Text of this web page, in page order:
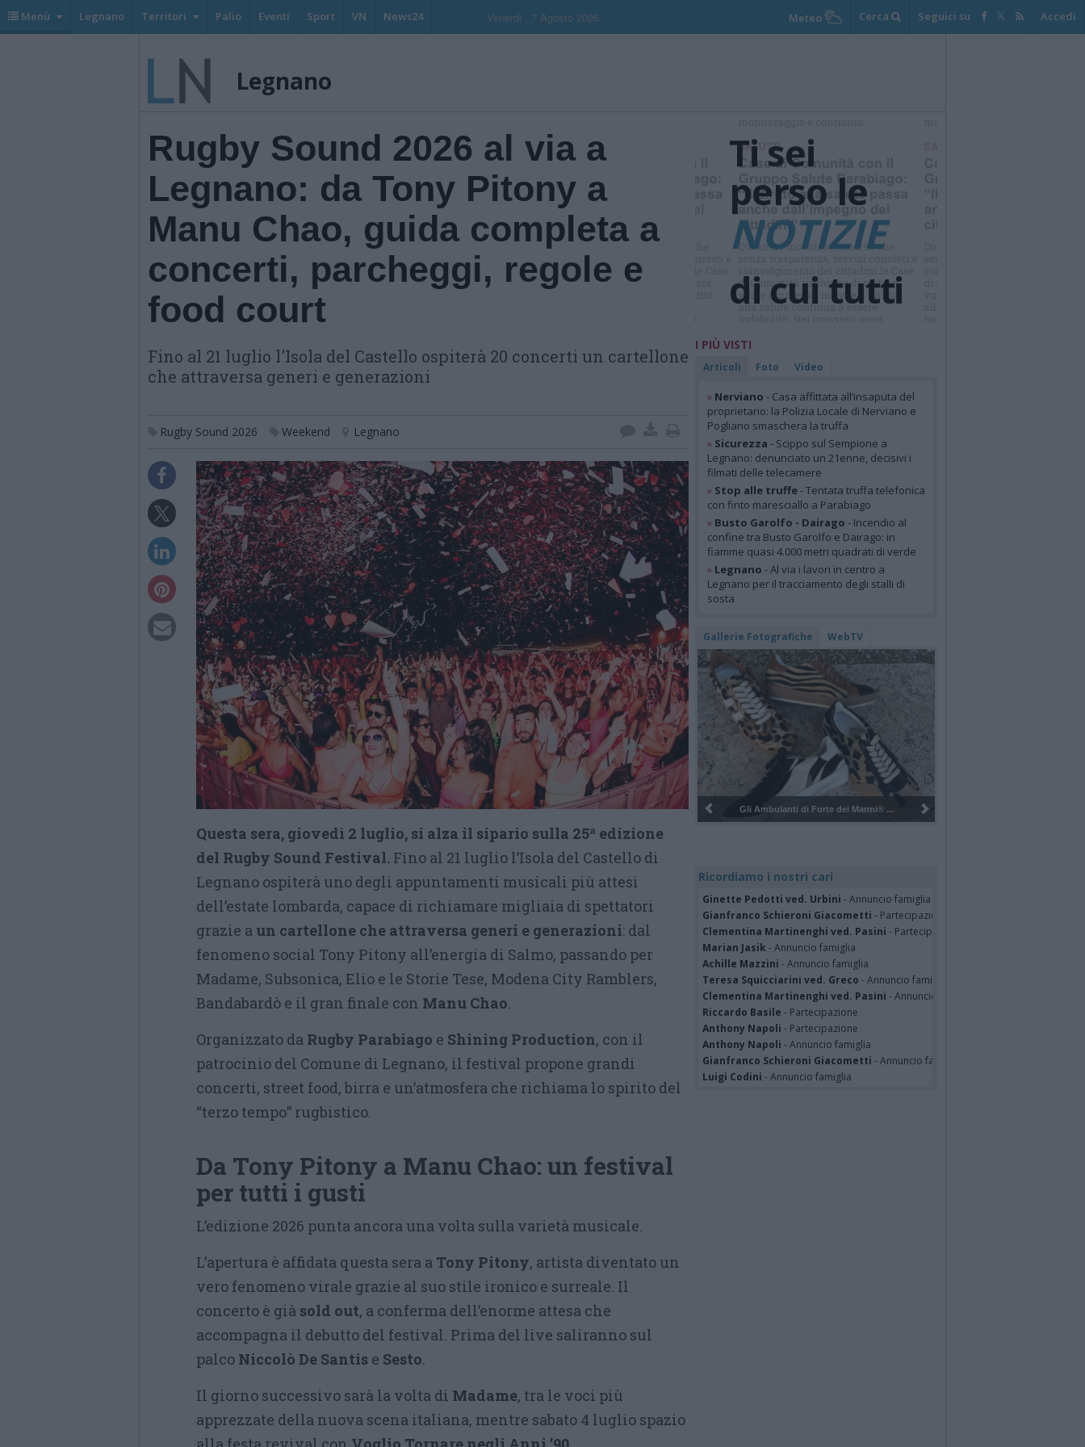
Menù Legnano Territori Palio Eventi Sport VN News24 Venerdi , 7 Agosto 2026 Meteo Cerca Seguici su Accedi
Legnano
Rugby Sound 2026 al via a
Legnano: da Tony Pitony a
Manu Chao, guida completa a
concerti, parcheggi, regole e
food court
Fino al 21 luglio l'Isola del Castello ospiterà 20 concerti un cartellone
che attraversa generi e generazioni
Rugby Sound 2026 Weekend Legnano
Questa sera, giovedì 2 luglio, si alza il sipario sulla 25ª edizione
del Rugby Sound Festival. Fino al 21 luglio l’Isola del Castello di
Legnano ospiterà uno degli appuntamenti musicali più attesi
dell’estate lombarda, capace di richiamare migliaia di spettatori
grazie a un cartellone che attraversa generi e generazioni: dal
fenomeno social Tony Pitony all’energia di Salmo, passando per
Madame, Subsonica, Elio e le Storie Tese, Modena City Ramblers,
Bandabardò e il gran finale con Manu Chao.
Organizzato da Rugby Parabiago e Shining Production, con il
patrocinio del Comune di Legnano, il festival propone grandi
concerti, street food, birra e un’atmosfera che richiama lo spirito del
“terzo tempo” rugbistico.
Da Tony Pitony a Manu Chao: un festival
per tutti i gusti
L’edizione 2026 punta ancora una volta sulla varietà musicale.
L’apertura è affidata questa sera a Tony Pitony, artista diventato un
vero fenomeno virale grazie al suo stile ironico e surreale. Il
concerto è già sold out, a conferma dell’enorme attesa che
accompagna il debutto del festival. Prima del live saliranno sul
palco Niccolò De Santis e Sesto.
Il giorno successivo sarà la volta di Madame, tra le voci più
apprezzate della nuova scena italiana, mentre sabato 4 luglio spazio
Ti sei
perso le
NOTIZIE
di cui tutti
parlano ?
I PIÙ VISTI
Articoli Foto Video
» Nerviano - Casa affittata all’insaputa del
proprietario: la Polizia Locale di Nerviano e
Pogliano smaschera la truffa
» Sicurezza - Scippo sul Sempione a
Legnano: denunciato un 21enne, decisivi i
filmati delle telecamere
» Stop alle truffe- Tentata truffa telefonica
con finto maresciallo a Parabiago
» Busto Garolfo - Dairago - Incendio al
confine tra Busto Garolfo e Dairago: in
fiamme quasi 4.000 metri quadrati di verde
» Legnano - Al via i lavori in centro a
Legnano per il tracciamento degli stalli di
sosta
Gallerie Fotografiche WebTV
Pulizia del bosco del Rugareto a ...
Ricordiamo i nostri cari
Ginette Pedotti ved. Urbini - Annuncio famiglia
Gianfranco Schieroni Giacometti - Partecipazione
Clementina Martinenghi ved. Pasini - Partecipazione
Marian Jasik - Annuncio famiglia
Achille Mazzini - Annuncio famiglia
Teresa Squicciarini ved. Greco - Annuncio famiglia
Clementina Martinenghi ved. Pasini - Annuncio famiglia
Riccardo Basile - Partecipazione
Anthony Napoli - Partecipazione
Anthony Napoli - Annuncio famiglia
Gianfranco Schieroni Giacometti - Annuncio famiglia
Luigi Codini - Annuncio famiglia